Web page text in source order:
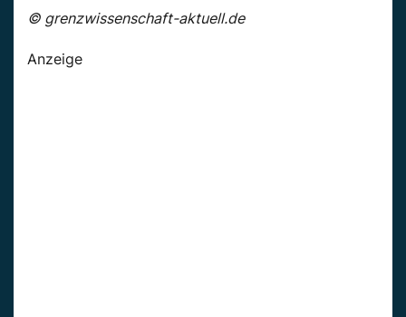
© grenzwissenschaft-aktuell.de
Anzeige